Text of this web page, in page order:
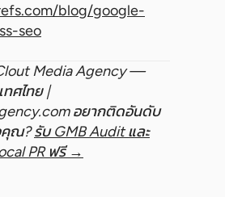
blog/google-
seo
Media Agency —
ทศไทย |
อยากติดอันดับ
คุณ?รับ GMB Audit และ
PR ฟรี →